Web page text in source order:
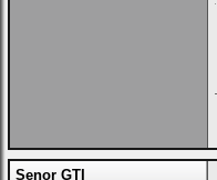
Senor GTI